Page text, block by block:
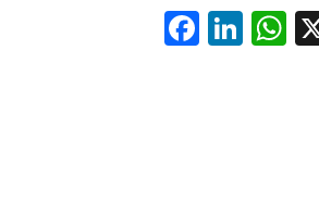
Fa
ce
Li
nk
W
ha